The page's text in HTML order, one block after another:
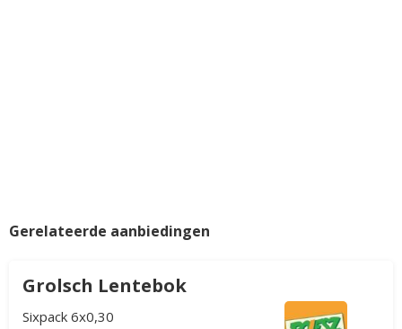
Gerelateerde aanbiedingen
Grolsch Lentebok
Sixpack 6x0,30